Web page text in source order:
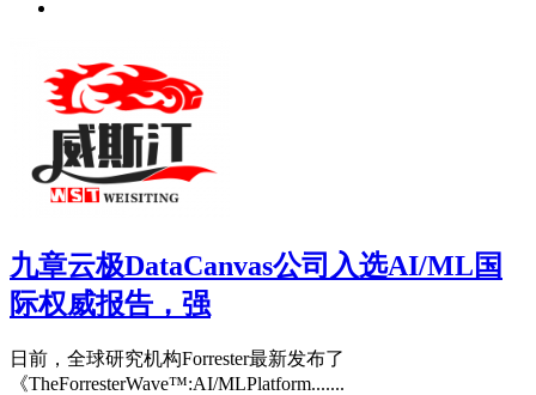
九章云极DataCanvas公司入选AI/ML国
际权威报告，强
日前，全球研究机构Forrester最新发布了
《TheForresterWave™:AI/MLPlatform.......